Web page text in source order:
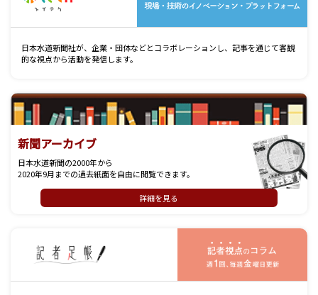
日本水道新聞社が、企業・団体などとコラボレーションし、記事を通じて客観
的な視点から活動を発信します。
新聞アーカイブ
日本水道新聞の2000年から
2020年9月までの過去紙面を自由に閲覧できます。
詳細を見る